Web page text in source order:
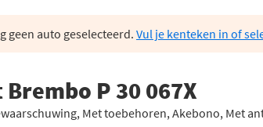
geen auto geselecteerd. Vul je kenteken in of
P 30 067X
Met toebehoren, Akebono, Met